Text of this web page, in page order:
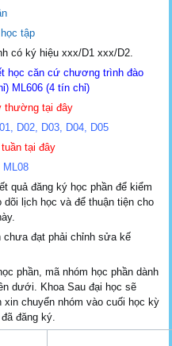
tập
có ký hiệu xxx/D1 xxx/D2.
học căn cứ chương trình đào
ML606 (4 tín chỉ)
thường tại đây
D02, D03, D04, D05
tại đây
ML08
quả đăng ký học phần để kiểm
dõi lịch học và để thuận tiện cho
chưa đạt phải chỉnh sửa kế
phần, mã nhóm học phần dành
dưới. Khoa Sau đại học sẽ
chuyển nhóm vào cuối học kỳ
đăng ký.